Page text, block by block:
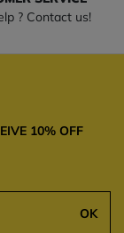
? Contact us!
10% OFF
OK